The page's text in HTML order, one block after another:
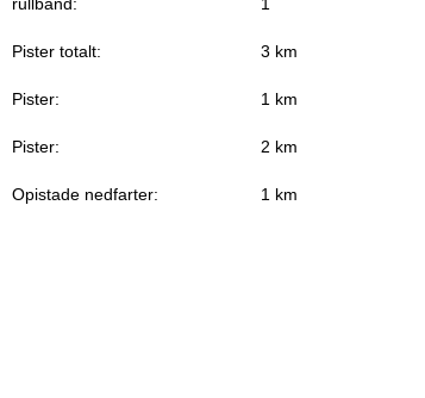
Pister totalt: 3 km
Pister: 1 km
Pister: 2 km
Opistade nedfarter: 1 km